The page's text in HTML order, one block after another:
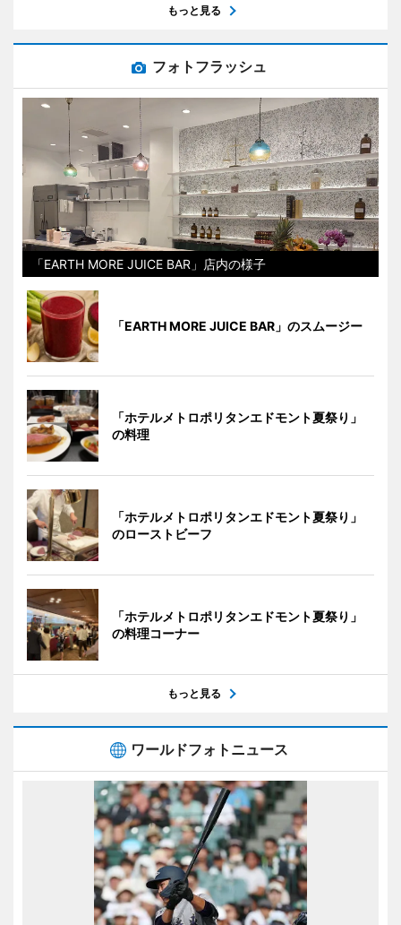
もっと見る
フォトフラッシュ
「EARTH MORE JUICE BAR」店内の様子
「EARTH MORE JUICE BAR」のスムージー
「ホテルメトロポリタンエドモント夏祭り」
の料理
「ホテルメトロポリタンエドモント夏祭り」
のローストビーフ
「ホテルメトロポリタンエドモント夏祭り」
の料理コーナー
もっと見る
ワールドフォトニュース